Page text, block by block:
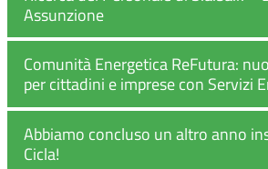
Assunzione
Comunità Energetica ReFutura:
per cittadini e imprese con Servizi
Abbiamo concluso un altro anno
Cicla!